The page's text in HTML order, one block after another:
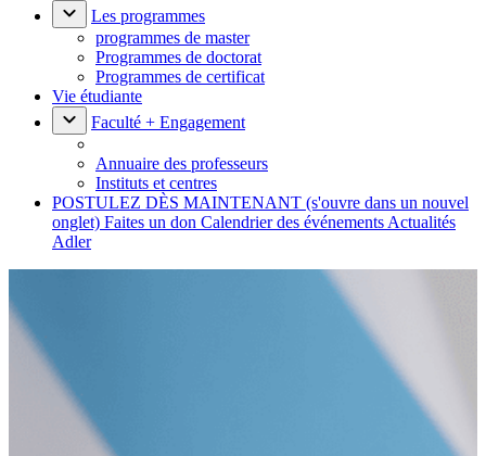
Les programmes
programmes de master
Programmes de doctorat
Programmes de certificat
Vie étudiante
Faculté + Engagement
Annuaire des professeurs
Instituts et centres
POSTULEZ DÈS MAINTENANT (s'ouvre dans un nouvel
onglet) Faites un don Calendrier des événements Actualités
Adler